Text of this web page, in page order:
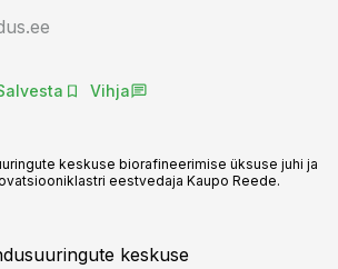
Vihja
keskuse biorafineerimise üksuse juhi ja
eestvedaja Kaupo Reede.
keskuse